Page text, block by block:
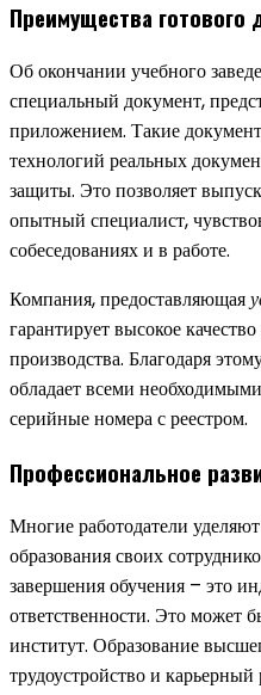
Преимущества готового
Об окончании учебного
специальный документ,
приложением. Такие
технологий реальных
защиты. Это позволяет
опытный специалист,
собеседованиях и в работе.
Компания, предоставляющая
гарантирует высокое
производства. Благодаря
обладает всеми
серийные номера с реестром.
Профессиональное
Многие работодатели
образования своих
завершения обучения – это
ответственности. Это может
институт. Образование
трудоустройство и карьерный